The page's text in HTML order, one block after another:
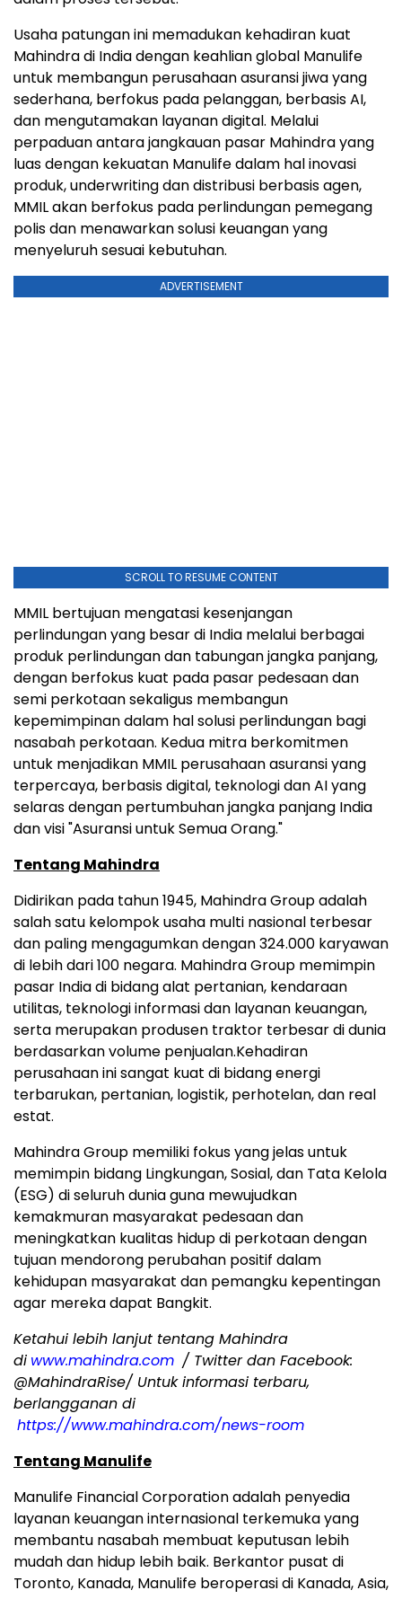
Usaha patungan ini memadukan kehadiran kuat
Mahindra di India dengan keahlian global Manulife
untuk membangun perusahaan asuransi jiwa yang
sederhana, berfokus pada pelanggan, berbasis AI,
dan mengutamakan layanan digital. Melalui
perpaduan antara jangkauan pasar Mahindra yang
luas dengan kekuatan Manulife dalam hal inovasi
produk, underwriting dan distribusi berbasis agen,
MMIL akan berfokus pada perlindungan pemegang
polis dan menawarkan solusi keuangan yang
menyeluruh sesuai kebutuhan.
ADVERTISEMENT
SCROLL TO RESUME CONTENT
MMIL bertujuan mengatasi kesenjangan
perlindungan yang besar di India melalui berbagai
produk perlindungan dan tabungan jangka panjang,
dengan berfokus kuat pada pasar pedesaan dan
semi perkotaan sekaligus membangun
kepemimpinan dalam hal solusi perlindungan bagi
nasabah perkotaan. Kedua mitra berkomitmen
untuk menjadikan MMIL perusahaan asuransi yang
terpercaya, berbasis digital, teknologi dan AI yang
selaras dengan pertumbuhan jangka panjang India
dan visi "Asuransi untuk Semua Orang."
Tentang Mahindra
Didirikan pada tahun 1945, Mahindra Group adalah
salah satu kelompok usaha multi nasional terbesar
dan paling mengagumkan dengan 324.000 karyawan
di lebih dari 100 negara. Mahindra Group memimpin
pasar India di bidang alat pertanian, kendaraan
utilitas, teknologi informasi dan layanan keuangan,
serta merupakan produsen traktor terbesar di dunia
berdasarkan volume penjualan.Kehadiran
perusahaan ini sangat kuat di bidang energi
terbarukan, pertanian, logistik, perhotelan, dan real
estat.
Mahindra Group memiliki fokus yang jelas untuk
memimpin bidang Lingkungan, Sosial, dan Tata Kelola
(ESG) di seluruh dunia guna mewujudkan
kemakmuran masyarakat pedesaan dan
meningkatkan kualitas hidup di perkotaan dengan
tujuan mendorong perubahan positif dalam
kehidupan masyarakat dan pemangku kepentingan
agar mereka dapat Bangkit.
Ketahui lebih lanjut tentang Mahindra
di www.mahindra.com / Twitter dan Facebook:
@MahindraRise/ Untuk informasi terbaru,
berlangganan di
https://www.mahindra.com/news-room
Tentang Manulife
Manulife Financial Corporation adalah penyedia
layanan keuangan internasional terkemuka yang
membantu nasabah membuat keputusan lebih
mudah dan hidup lebih baik. Berkantor pusat di
Toronto, Kanada, Manulife beroperasi di Kanada, Asia,